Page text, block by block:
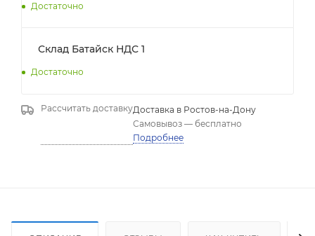
Достаточно
Склад Батайск НДС 1
Достаточно
Рассчитать доставкуДоставка в Ростов-на-Дону
Самовывоз —бесплатно
Подробнее